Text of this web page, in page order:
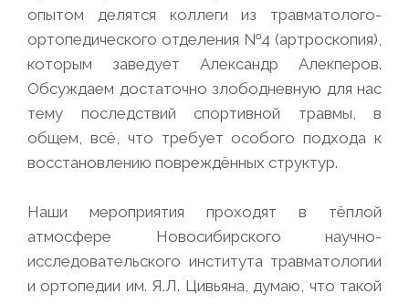
опытом делятся коллеги из травматолого-
ортопедического отделения №4 (артроскопия),
которым заведует Александр Алекперов.
Обсуждаем достаточно злободневную для нас
тему последствий спортивной травмы, в
общем, всё, что требует особого подхода к
восстановлению повреждённых структур.
Наши мероприятия проходят в тёплой
атмосфере Новосибирского научно-
исследовательского института травматологии
и ортопедии им. Я.Л. Цивьяна, думаю, что такой